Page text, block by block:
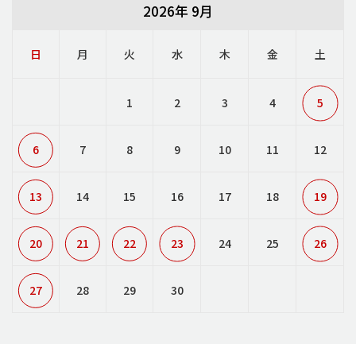
2026年 9月
日 月 火 水 木 金 土
1 2 3 4 5
6 7 8 9 10 11 12
13 14 15 16 17 18 19
20 21 22 23 24 25 26
27 28 29 30